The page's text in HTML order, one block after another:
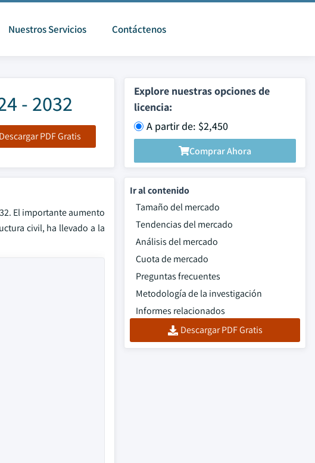
Nuestros Servicios Contáctenos
- 2032
Descargar PDF Gratis
Explore nuestras opciones de
licencia:
A partir de: $2,450
Comprar Ahora
El importante aumento
civil, ha llevado a la
Ir al contenido
Tamaño del mercado
Tendencias del mercado
Análisis del mercado
Cuota de mercado
Preguntas frecuentes
Metodología de la investigación
Informes relacionados
Descargar PDF Gratis